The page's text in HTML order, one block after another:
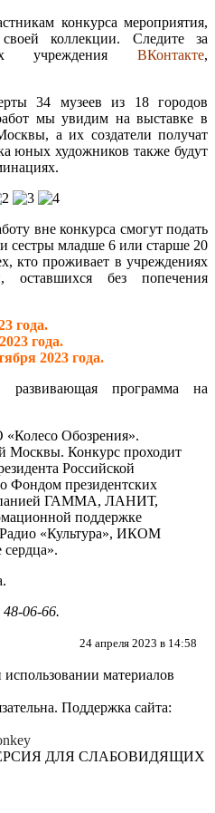
конкурса мероприятия,
коллекции. Следите за
учреждения ВКонтакте,
34 музеев из 18 городов
мы увидим на выставке в
а их создатели получат
юных художников также будут
вне конкурса смогут подать
сестры младше 6 или старше 20
кто проживает в учреждениях
оставшихся без попечения
года.
года.
2023 года.
программа на
Обозрения».
Москвы. Конкурс проходит
Российской
Фондом президентских
ГАММА, ЛАНИТ,
поддержке
Радио «Культура», ИКОМ
48-06-66.
24 апреля 2023 в 14:58
материалов
Поддержка сайта:
ДЛЯ СЛАБОВИДЯЩИХ